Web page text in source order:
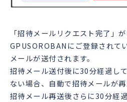
「招待メールリクエスト完了」
GPUSOROBANにご登録されて
メールが送付されます。
招待メール送付後に30分経過し
ない場合、自動で招待メールが再
招待メール再送後さらに30分経